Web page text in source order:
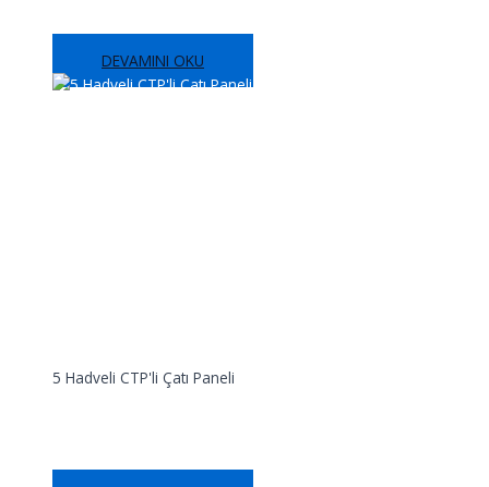
DEVAMINI OKU
5 Hadveli CTP'li Çatı Paneli